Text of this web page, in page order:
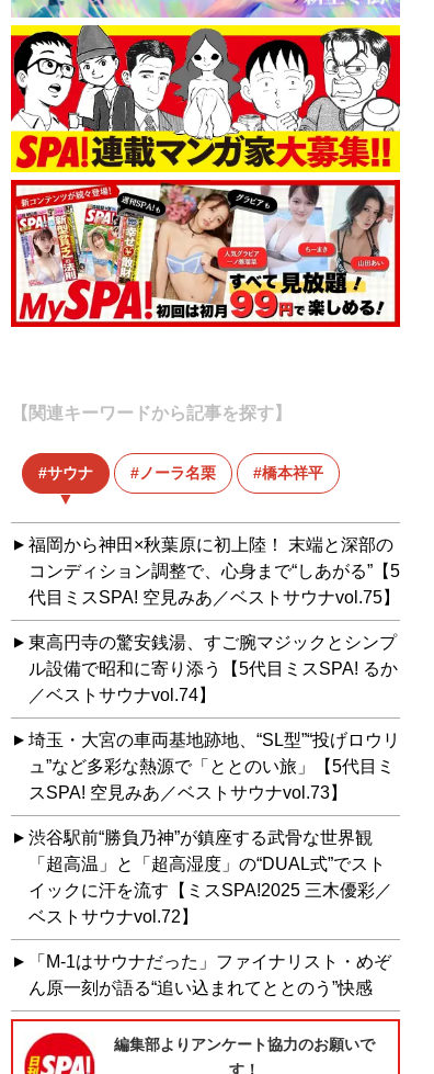
【関連キーワードから記事を探す】
サウナ ノーラ名栗 橋本祥平
福岡から神田×秋葉原に初上陸！ 末端と深部の
コンディション調整で、心身まで“しあがる”【5
代目ミスSPA! 空見みあ／ベストサウナvol.75】
東高円寺の驚安銭湯、すご腕マジックとシンプ
ル設備で昭和に寄り添う【5代目ミスSPA! るか
／ベストサウナvol.74】
埼玉・大宮の車両基地跡地、“SL型”“投げロウリ
ュ”など多彩な熱源で「ととのい旅」【5代目ミ
スSPA! 空見みあ／ベストサウナvol.73】
渋谷駅前“勝負乃神”が鎮座する武骨な世界観
「超高温」と「超高湿度」の“DUAL式”でスト
イックに汗を流す【ミスSPA!2025 三木優彩／
ベストサウナvol.72】
「M-1はサウナだった」ファイナリスト・めぞ
ん原一刻が語る“追い込まれてととのう”快感